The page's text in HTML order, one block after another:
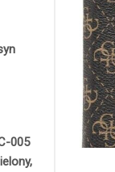
005